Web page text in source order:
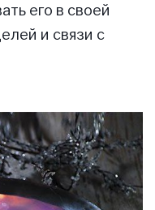
его в своей
и связи с